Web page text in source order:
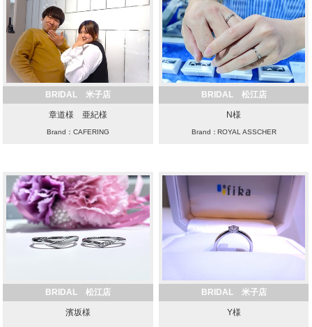
BRIDAL 米子店
章道様 亜紀様
Brand：CAFERING
BRIDAL 松江店
N様
Brand：ROYAL ASSCHER
BRIDAL 松江店
濱坂様
BRIDAL 米子店
Y様